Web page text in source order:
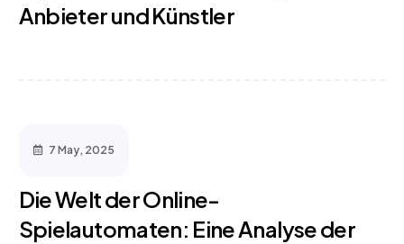
Anbieter und Künstler
7 May, 2025
Die Welt der Online-
Spielautomaten: Eine Analyse der